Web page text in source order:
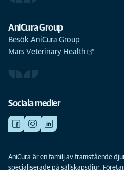
AniCura Group
Besök AniCura Group
Mars Veterinary Health
Sociala medier
AniCura är en familj av framstående
specialiserade på sällskapsdjur.